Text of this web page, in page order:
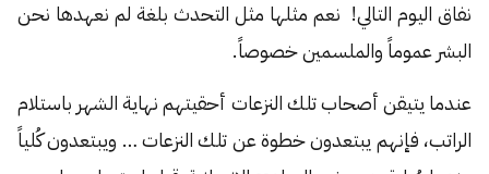
نفاق اليوم التالي! نعم مثلها مثل التحدث بلغة لم نعهدها نحن
البشر عموماً والملسمين خصوصاً.
عندما يتيقن أصحاب تلك النزعات أحقيتهم نهاية الشهر باستلام
الراتب، فإنهم يبتعدون خطوة عن تلك النزعات … ويبتعدون كُلياً